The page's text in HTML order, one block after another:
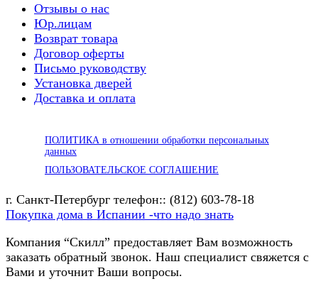
Отзывы о нас
Юр.лицам
Возврат товара
Договор оферты
Письмо руководству
Установка дверей
Доставка и оплата
ПОЛИТИКА в отношении обработки персональных
данных
ПОЛЬЗОВАТЕЛЬСКОЕ СОГЛАШЕНИЕ
г. Санкт-Петербург телефон:: (812) 603-78-18
Покупка дома в Испании -что надо знать
Компания “Скилл” предоставляет Вам возможность
заказать обратный звонок. Наш специалист свяжется с
Вами и уточнит Ваши вопросы.